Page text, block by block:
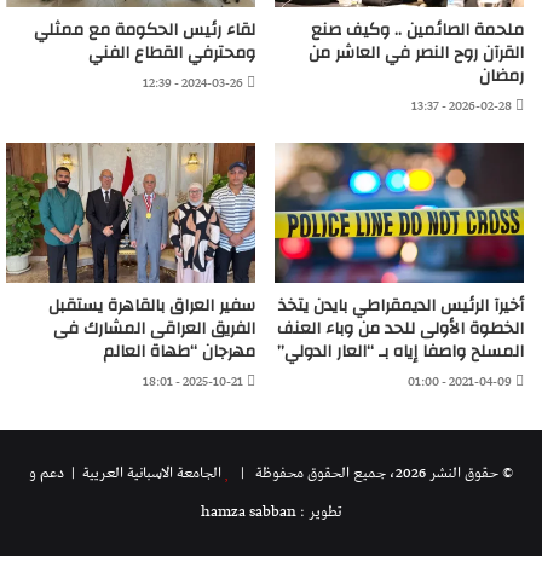
ملحمة الصائمين .. وكيف صنع
القرآن روح النصر في العاشر من
رمضان
2026-02-28 - 13:37
لقاء رئيس الحكومة مع ممثلي
ومحترفي القطاع الفني
2024-03-26 - 12:39
أخيرآ الرئيس الديمقراطي بايدن يتخذ
الخطوة الأولى للحد من وباء العنف
المسلح واصفا إياه بـ “العار الدولي”
2021-04-09 - 01:00
سفير العراق بالقاهرة يستقبل
الفريق العراقى المشارك فى
مهرجان “طهاة العالم
2025-10-21 - 18:01
© حقوق النشر 2026، جميع الحقوق محفوظة | الجامعة الاسبانية العريية | دعم و
تطوير : hamza sabban